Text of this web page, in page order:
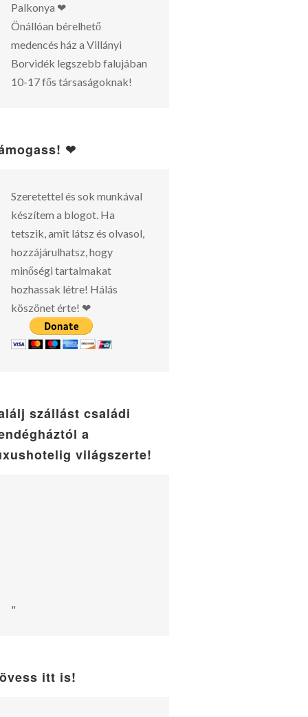
Palkonya ❤
Önállóan bérelhető
medencés ház a Villányi
Borvidék legszebb falujában
10-17 fős társaságoknak!
❤
Szeretettel és sok munkával
készítem a blogot. Ha
tetszik, amit látsz és olvasol,
hozzájárulhatsz, hogy
minőségi tartalmakat
hozhassak létre! Hálás
köszönet érte! ❤
szállást családi
a
világszerte!
"
itt is!